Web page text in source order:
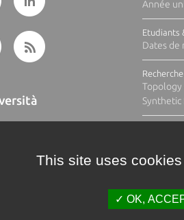
Année
Etudiants
Dates de
Recherche
Topology
This site uses
OK,